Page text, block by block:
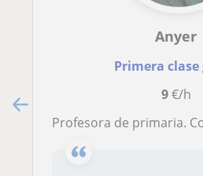
Anyer
Primera
9€/h
Profesora de primaria. Con mucho para enseñar en diferentes